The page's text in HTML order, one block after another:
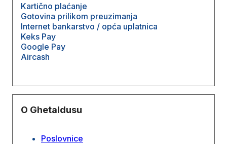
Kartično plaćanje
Gotovina prilikom preuzimanja
Internet bankarstvo / opća uplatnica
Keks Pay
Google Pay
Aircash
O Ghetaldusu
Poslovnice